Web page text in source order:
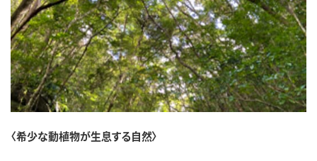
〈希少な動植物が生息する自然〉